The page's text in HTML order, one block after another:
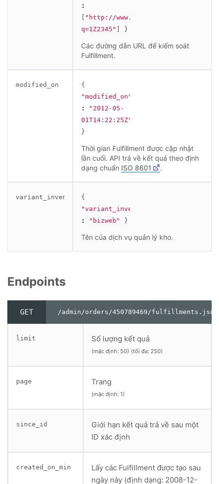
:
"http://www.google.com/search?
q=1Z2345"
}
Các đường dẫn URL để kiểm soát
Fulfillment.
modified_on
{
"modified_on"
:
"2012-05-
01T14:22:25Z"
}
Thời gian Fulfillment được cập nhật
lần cuối. API trả về kết quả theo định
dạng chuẩn ISO 8601 .
variant_inventory_management
{
"variant_inventory_management"
:
"bizweb" }
Tên của dịch vụ quản lý kho.
Endpoints
GET /admin/orders/450789469/fulfillments.json
limit Số lượng kết quả
(mặc định: 50) (tối đa: 250)
page Trang
(mặc định: 1)
since_id
Giới hạn kết quả trả về sau một
ID xác định
created_on_min
Lấy các Fulfillment được tạo sau
ngày này (định dạng: 2008-12-